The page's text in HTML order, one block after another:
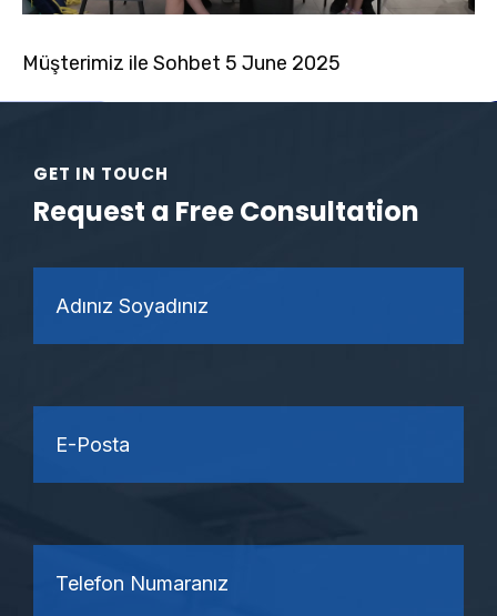
Müşterimiz ile Sohbet 5 June 2025
GET IN TOUCH
Request a Free Consultation